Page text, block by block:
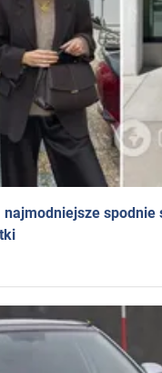
spodnie